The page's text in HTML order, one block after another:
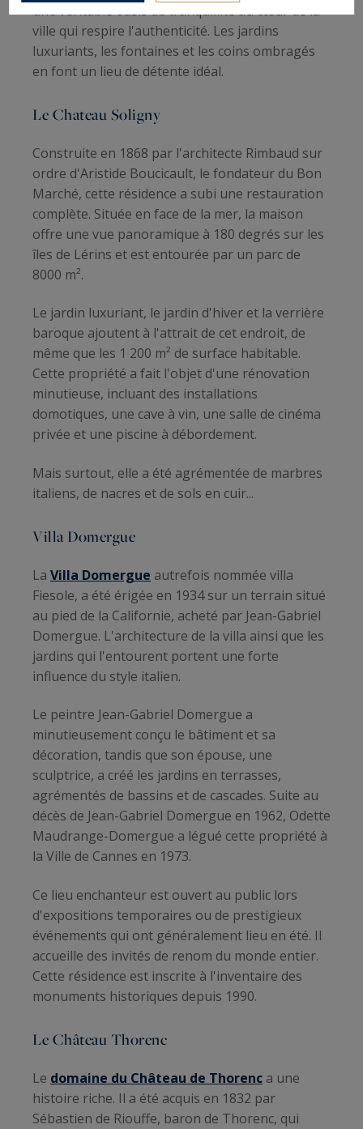
une véritable oasis de tranquillité au cœur de la
ville qui respire l'authenticité. Les jardins
luxuriants, les fontaines et les coins ombragés
en font un lieu de détente idéal.
Le Chateau Soligny
Construite en 1868 par l'architecte Rimbaud sur
ordre d'Aristide Boucicault, le fondateur du Bon
Marché, cette résidence a subi une restauration
complète. Située en face de la mer, la maison
offre une vue panoramique à 180 degrés sur les
îles de Lérins et est entourée par un parc de
8000 m².
Le jardin luxuriant, le jardin d'hiver et la verrière
baroque ajoutent à l'attrait de cet endroit, de
même que les 1 200 m² de surface habitable.
Cette propriété a fait l'objet d'une rénovation
minutieuse, incluant des installations
domotiques, une cave à vin, une salle de cinéma
privée et une piscine à débordement.
Mais surtout, elle a été agrémentée de marbres
italiens, de nacres et de sols en cuir...
Villa Domergue
La Villa Domergue autrefois nommée villa
Fiesole, a été érigée en 1934 sur un terrain situé
au pied de la Californie, acheté par Jean-Gabriel
Domergue. L'architecture de la villa ainsi que les
jardins qui l'entourent portent une forte
influence du style italien.
Le peintre Jean-Gabriel Domergue a
minutieusement conçu le bâtiment et sa
décoration, tandis que son épouse, une
sculptrice, a créé les jardins en terrasses,
agrémentés de bassins et de cascades. Suite au
décès de Jean-Gabriel Domergue en 1962, Odette
Maudrange-Domergue a légué cette propriété à
la Ville de Cannes en 1973.
Ce lieu enchanteur est ouvert au public lors
d'expositions temporaires ou de prestigieux
événements qui ont généralement lieu en été. Il
accueille des invités de renom du monde entier.
Cette résidence est inscrite à l'inventaire des
monuments historiques depuis 1990.
Le Château Thorenc
Le domaine du Château de Thorenc a une
histoire riche. Il a été acquis en 1832 par
Sébastien de Riouffe, baron de Thorenc, qui